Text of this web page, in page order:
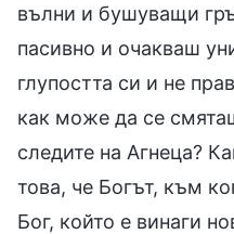
вълни и бушуващи
пасивно и очакваш
глупостта си и не
как може да се
следите на Агнеца?
това, че Богът, към
Бог, който е винаги